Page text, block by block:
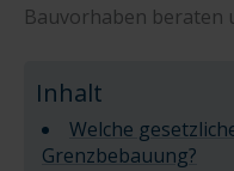
Bauvorhaben beraten
Inhalt
Welche
Grenzbebauung?